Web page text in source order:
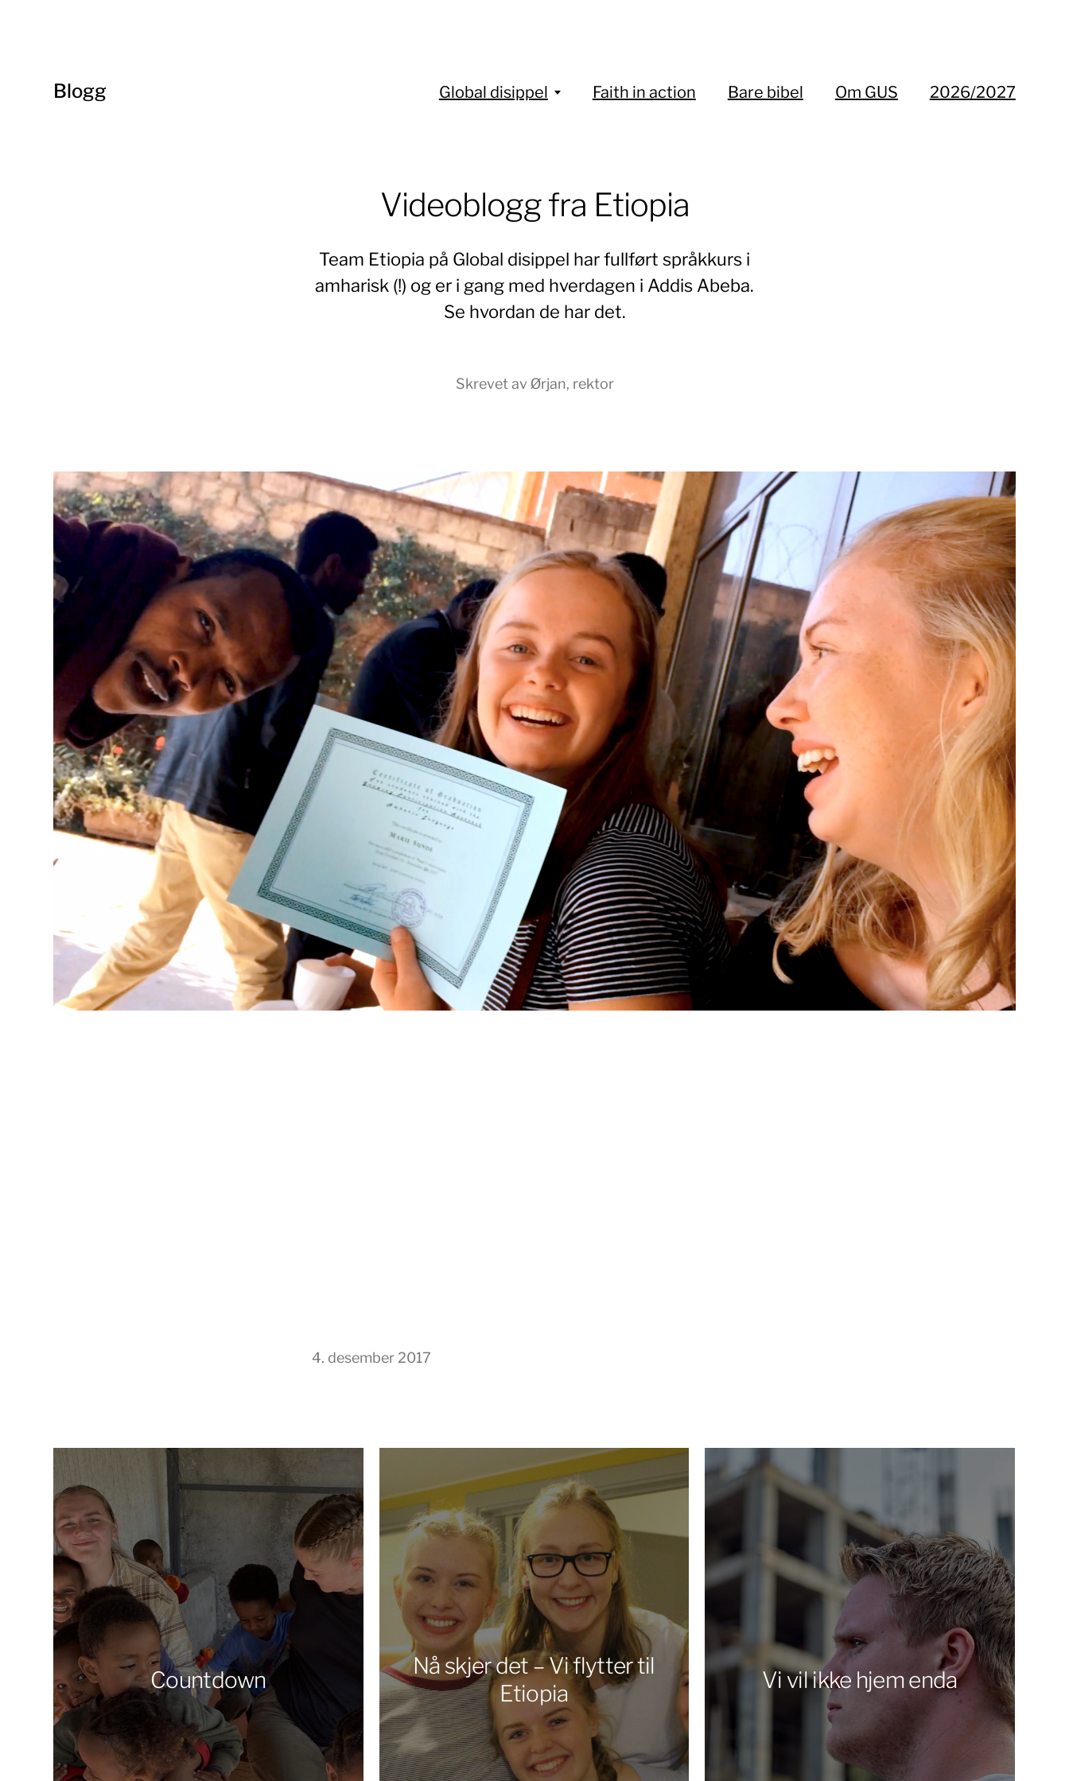
Blogg Global disippel Faith in action Bare bibel Om GUS 2026/2027
Videoblogg fra Etiopia
Team Etiopia på Global disippel har fullført språkkurs i
amharisk (!) og er i gang med hverdagen i Addis Abeba.
Se hvordan de har det.
Skrevet av Ørjan, rektor
4. desember 2017
Countdown
Nå skjer det – Vi flytter til
Etiopia
Vi vil ikke hjem enda